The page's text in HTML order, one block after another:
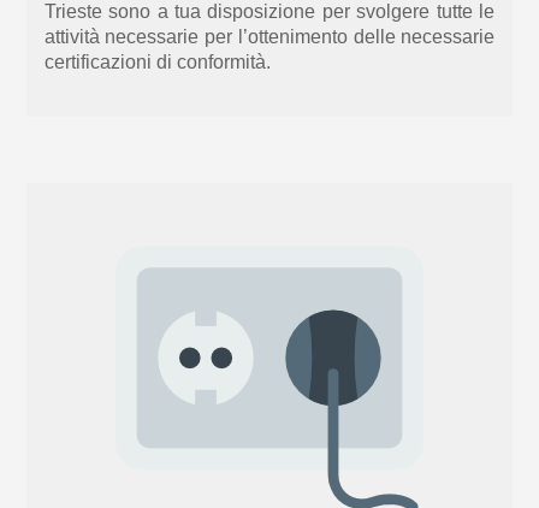
Trieste sono a tua disposizione per svolgere tutte le
attività necessarie per l’ottenimento delle necessarie
certificazioni di conformità.